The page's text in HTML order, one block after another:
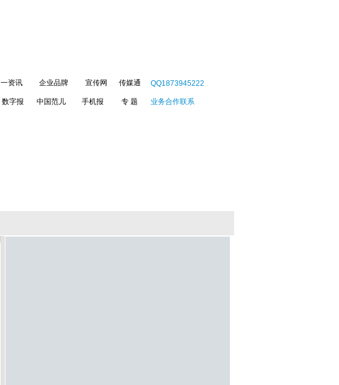
一资讯 企业品牌 宣传网 传媒通
数字报 中国范儿 手机报 专 题
QQ1873945222
业务合作联系